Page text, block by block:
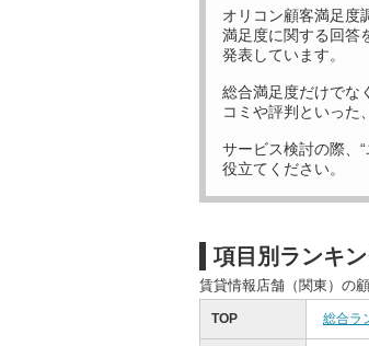
オリコン顧客満足度
満足度に関する回答
発表しています。
総合満足度だけでな
コミや評判といった
サービス検討の際、
役立てください。
項目別ランキ
賃貸情報店舗（関東）の
TOP 総合ラ